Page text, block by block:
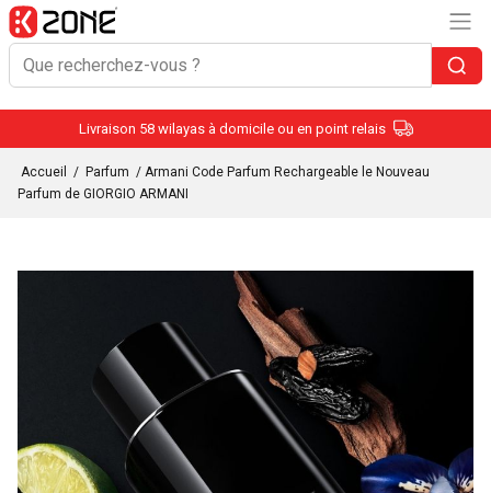
Livraison 58 wilayas à domicile ou en point relais
Accueil / Parfum / Armani Code Parfum Rechargeable le Nouveau
Parfum de GIORGIO ARMANI